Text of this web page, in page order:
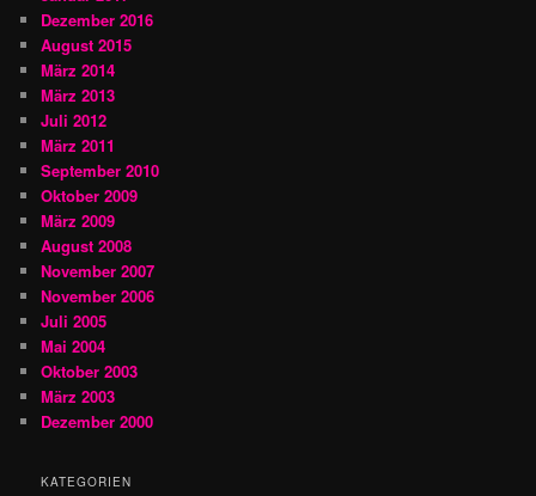
Dezember 2016
August 2015
März 2014
März 2013
Juli 2012
März 2011
September 2010
Oktober 2009
März 2009
August 2008
November 2007
November 2006
Juli 2005
Mai 2004
Oktober 2003
März 2003
Dezember 2000
KATEGORIEN